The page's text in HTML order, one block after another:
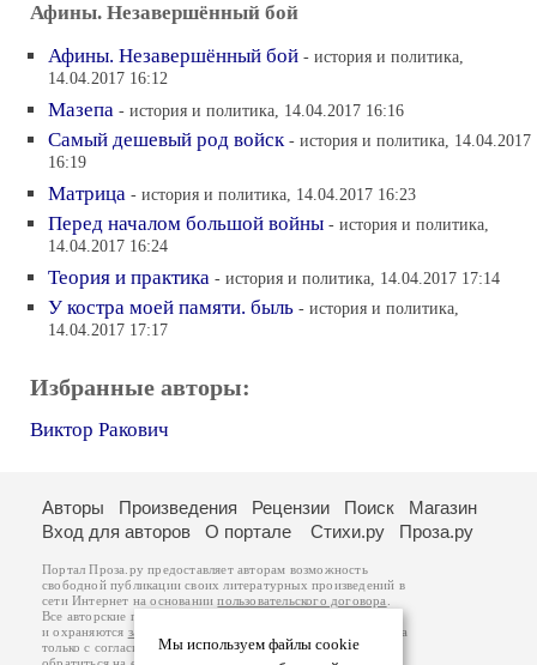
Афины. Незавершённый бой
Афины. Незавершённый бой - история и политика,
14.04.2017 16:12
Мазепа - история и политика, 14.04.2017 16:16
Самый дешевый род войск - история и политика, 14.04.2017
16:19
Матрица - история и политика, 14.04.2017 16:23
Перед началом большой войны - история и политика,
14.04.2017 16:24
Теория и практика - история и политика, 14.04.2017 17:14
У костра моей памяти. быль - история и политика,
14.04.2017 17:17
Избранные авторы:
Виктор Ракович
Мы используем файлы cookie
Авторы Произведения Рецензии Поиск
Магазин
Вход для авторов
О портале Стихи.ру Проза.ру
Портал Проза.ру предоставляет авторам возможность
свободной публикации своих литературных произведений в
сети Интернет на основаниипользовательского договора
Все авторские права на произведения принадлежат авторам
и охраняются законом
. Перепечатка произведений возможна
только с согласия его автора, к которому вы можете